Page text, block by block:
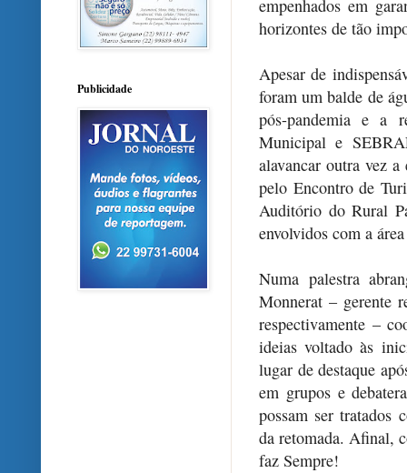
empenhados em
horizontes de tão
Apesar de
foram um balde de
pós-pandemia e a
Municipal e
alavancar outra vez
pelo Encontro de
Auditório do Rural
envolvidos com a
Numa palestra
Monnerat – gerente
respectivamente –
ideias voltado às
lugar de destaque
em grupos e
possam ser tratados
da retomada. Afinal,
faz Sempre!
Publicidade